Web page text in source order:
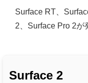
Surface RT、
2、Surface Pro 2が
Surface 2